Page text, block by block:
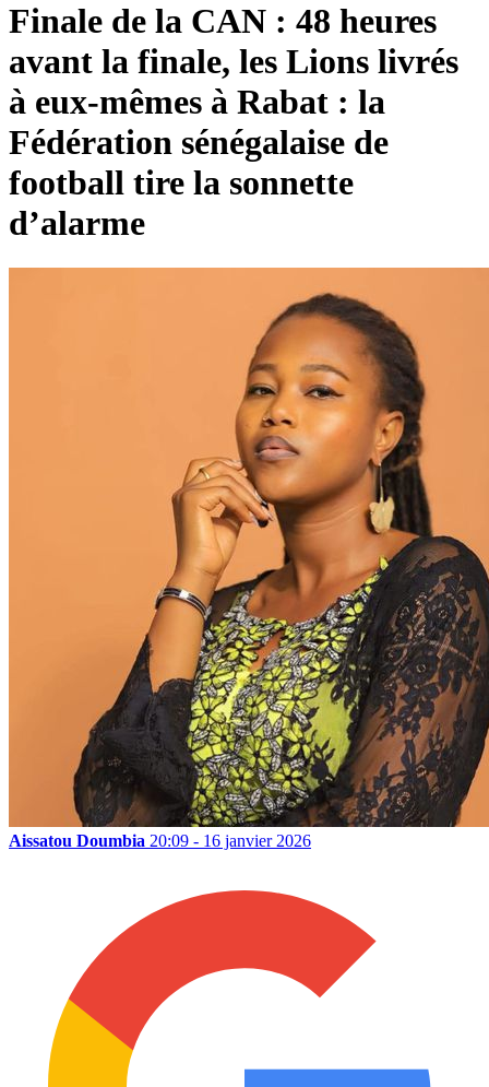
Finale de la CAN : 48 heures
avant la finale, les Lions livrés
à eux-mêmes à Rabat : la
Fédération sénégalaise de
football tire la sonnette
d’alarme
Aissatou Doumbia 20:09 - 16 janvier 2026